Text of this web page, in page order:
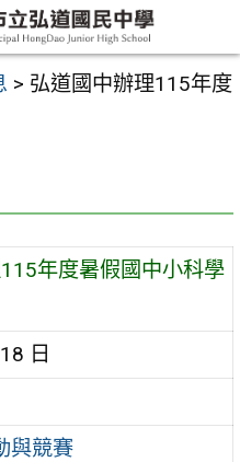
> 弘道國中辦理115年度
年度暑假國中小科學
日
與競賽